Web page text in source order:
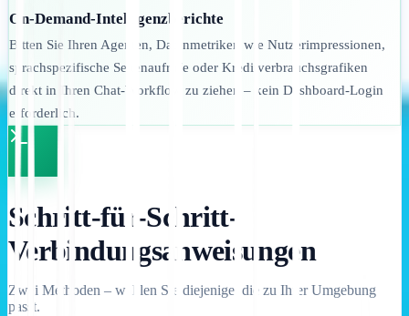
On-Demand-Intelligenzberichte
Bitten Sie Ihren Agenten, Datenmetriken wie Nutzerimpressionen,
sprachspezifische Seitenaufrufe oder Kreditverbrauchsgrafiken
direkt in Ihren Chat-Workflow zu ziehen – kein Dashboard-Login
erforderlich.
Schritt-für-Schritt-
Verbindungsanweisungen
Zwei Methoden – wählen Sie diejenige, die zu Ihrer Umgebung
passt.